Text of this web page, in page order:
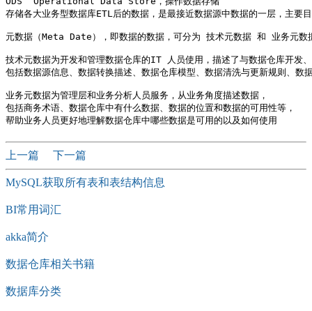
存储各大业务型数据库ETL后的数据，是最接近数据源中数据的一层，主要
元数据（Meta Date），即数据的数据，可分为 技术元数据 和 业务元数
技术元数据为开发和管理数据仓库的IT 人员使用，描述了与数据仓库开发
包括数据源信息、数据转换描述、数据仓库模型、数据清洗与更新规则、数
业务元数据为管理层和业务分析人员服务，从业务角度描述数据，
包括商务术语、数据仓库中有什么数据、数据的位置和数据的可用性等，
上一篇 下一篇
MySQL获取所有表和表结构信息
BI常用词汇
akka简介
数据仓库相关书籍
数据库分类